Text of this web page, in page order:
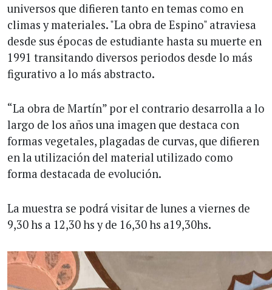
universos que difieren tanto en temas como en
climas y materiales. "La obra de Espino" atraviesa
desde sus épocas de estudiante hasta su muerte en
1991 transitando diversos periodos desde lo más
figurativo a lo más abstracto.
“La obra de Martín” por el contrario desarrolla a lo
largo de los años una imagen que destaca con
formas vegetales, plagadas de curvas, que difieren
en la utilización del material utilizado como
forma destacada de evolución.
La muestra se podrá visitar de lunes a viernes de
9,30 hs a 12,30 hs y de 16,30 hs a19,30hs.